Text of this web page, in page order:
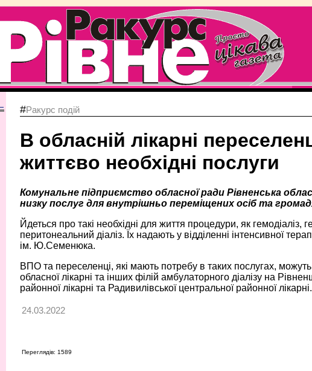
#Ракурс подій
В обласній лікарні
життєво необхідні послуги
Комунальне підприємство обласної ради Рівненська
низку послуг для внутрішньо переміщених осіб та
Йдеться про такі необхідні для життя процедури, як гемодіаліз,
перитонеальний діаліз. Їх надають у відділенні інтенсивної
ім. Ю.Семенюка.
ВПО та переселенці, які мають потребу в таких послугах,
обласної лікарні та інших філій амбулаторного діалізу на
районної лікарні та Радивилівської центральної районної лікарні.
24.03.2022
Переглядів: 1589